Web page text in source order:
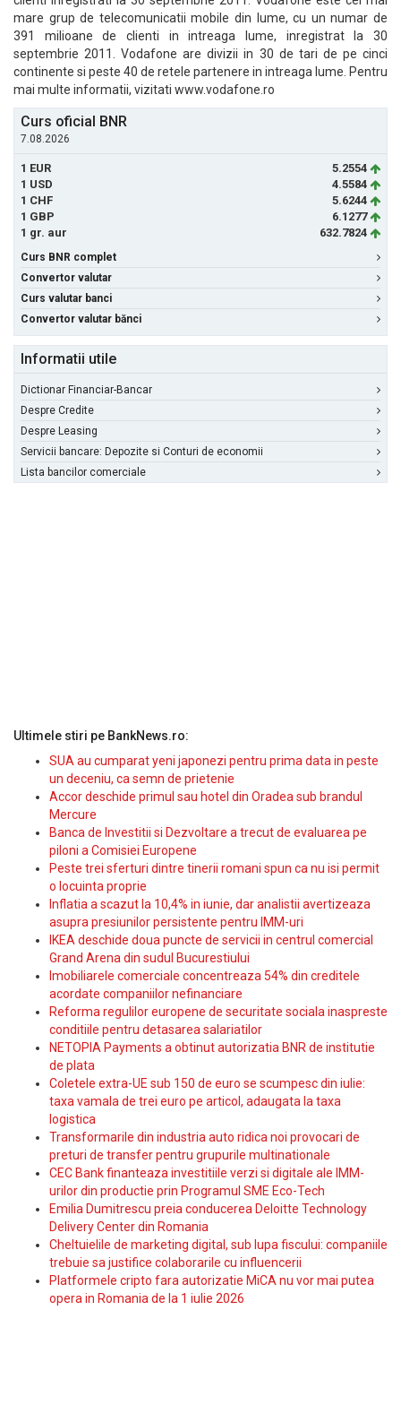
mare grup de telecomunicatii mobile din lume, cu un numar de
391 milioane de clienti in intreaga lume, inregistrat la 30
septembrie 2011. Vodafone are divizii in 30 de tari de pe cinci
continente si peste 40 de retele partenere in intreaga lume. Pentru
mai multe informatii, vizitati www.vodafone.ro
Curs oficial BNR
7.08.2026
1 EUR
5.2554
1 USD
4.5584
1 CHF
5.6244
1 GBP
6.1277
1 gr. aur
632.7824
Curs BNR complet
Convertor valutar
Curs valutar banci
Convertor valutar bănci
Informatii utile
Dictionar Financiar-Bancar
Despre Credite
Despre Leasing
Servicii bancare: Depozite si Conturi de economii
Lista bancilor comerciale
Ultimele stiri pe BankNews.ro:
SUA au cumparat yeni japonezi pentru prima data in peste
un deceniu, ca semn de prietenie
Accor deschide primul sau hotel din Oradea sub brandul
Mercure
Banca de Investitii si Dezvoltare a trecut de evaluarea pe
piloni a Comisiei Europene
Peste trei sferturi dintre tinerii romani spun ca nu isi permit
o locuinta proprie
Inflatia a scazut la 10,4% in iunie, dar analistii avertizeaza
asupra presiunilor persistente pentru IMM-uri
IKEA deschide doua puncte de servicii in centrul comercial
Grand Arena din sudul Bucurestiului
Imobiliarele comerciale concentreaza 54% din creditele
acordate companiilor nefinanciare
Reforma regulilor europene de securitate sociala inaspreste
conditiile pentru detasarea salariatilor
NETOPIA Payments a obtinut autorizatia BNR de institutie
de plata
Coletele extra-UE sub 150 de euro se scumpesc din iulie:
taxa vamala de trei euro pe articol, adaugata la taxa
logistica
Transformarile din industria auto ridica noi provocari de
preturi de transfer pentru grupurile multinationale
CEC Bank finanteaza investitiile verzi si digitale ale IMM-
urilor din productie prin Programul SME Eco-Tech
Emilia Dumitrescu preia conducerea Deloitte Technology
Delivery Center din Romania
Cheltuielile de marketing digital, sub lupa fiscului: companiile
trebuie sa justifice colaborarile cu influencerii
Platformele cripto fara autorizatie MiCA nu vor mai putea
opera in Romania de la 1 iulie 2026